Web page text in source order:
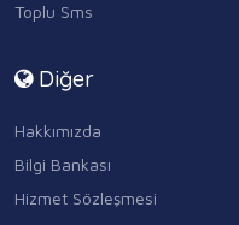
Toplu Sms
Diğer
Hakkımızda
Bilgi Bankası
Hizmet Sözleşmesi